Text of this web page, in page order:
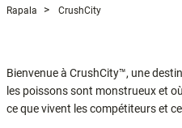
Rapala CrushCity
Bienvenue à CrushCity™, une
les poissons sont monstrueux et
ce que vivent les compétiteurs et